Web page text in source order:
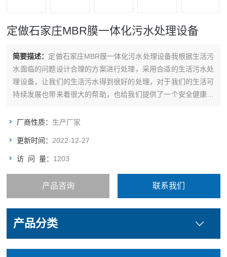
定做石家庄MBR膜一体化污水处理设备
简要描述： 定做石家庄MBR膜一体化污水处理设备我根据生活污
水面临的问题设计合理的方案进行处理，采用合适的生活污水处
理设备，让我们的生活污水得到很好的处理，对于我们的生活可
持续发展也带来着很大的帮助，也给我们提供了一个安全健康度
厂商性质： 生产厂家
更新时间： 2022-12-27
访 问 量： 1203
产品咨询 联系我们
产品分类